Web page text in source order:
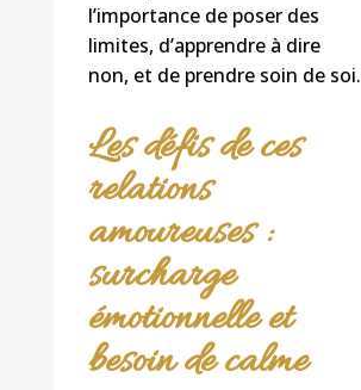
l’importance de poser des
limites, d’apprendre à dire
non, et de prendre soin de soi.
Les défis de ces
relations
amoureuses :
surcharge
émotionnelle et
besoin de calme